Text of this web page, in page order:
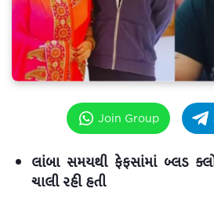
Join Group
લાંબા સમયથી ફેફસાંમાં બ્લડ
ચાલી રહી હતી